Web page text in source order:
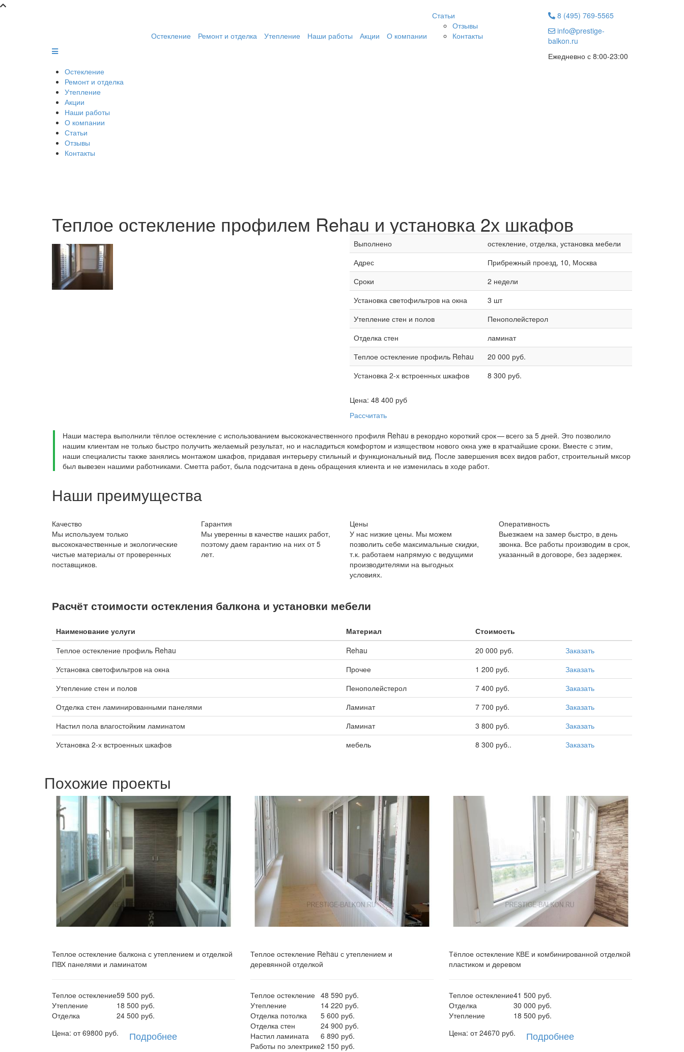
Остекление Ремонт и отделка Утепление Наши работы Акции О компании
Статьи
Отзывы
Контакты
8 (495) 769-5565
info@prestige-
balkon.ru
Ежедневно с 8:00-23:00
Остекление
Ремонт и отделка
Утепление
Акции
Наши работы
О компании
Статьи
Отзывы
Контакты
Теплое остекление профилем Rehau и установка 2х шкафов
Выполнено
остекление, отделка, установка мебели
Адрес
Прибрежный проезд, 10, Москва
Сроки
2 недели
Установка светофильтров на окна
3 шт
Утепление стен и полов
Пенополейстерол
Отделка стен
ламинат
Теплое остекление профиль Rehau
20 000 руб.
Установка 2-х встроенных шкафов
8 300 руб.
Цена: 48 400 руб
Рассчитать
Наши мастера выполнили тёплое остекление с использованием высококачественного профиля Rehau в рекордно короткий срок — всего за 5 дней. Это позволило
нашим клиентам не только быстро получить желаемый результат, но и насладиться комфортом и изяществом нового окна уже в кратчайшие сроки. Вместе с этим,
наши специалисты также занялись монтажом шкафов, придавая интерьеру стильный и функциональный вид. После завершения всех видов работ, строительный мксор
был вывезен нашими работниками. Сметта работ, была подсчитана в день обращения клиента и не изменилась в ходе работ.
Наши преимущества
Качество
Мы используем только
высококачественные и экологические
чистые материалы от проверенных
поставщиков.
Гарантия
Мы уверенны в качестве наших работ,
поэтому даем гарантию на них от 5
лет.
Цены
У нас низкие цены. Мы можем
позволить себе максимальные скидки,
т.к. работаем напрямую с ведущими
производителями на выгодных
условиях.
Оперативность
Выезжаем на замер быстро, в день
звонка. Все работы производим в срок,
указанный в договоре, без задержек.
Расчёт стоимости остекления балкона и установки мебели
Наименование услуги Материал
Стоимость
Теплое остекление профиль Rehau
Rehau 20 000 руб.
Заказать
Установка светофильтров на окна
Прочее 1 200 руб.
Заказать
Утепление стен и полов
Пенополейстерол 7 400 руб.
Заказать
Отделка стен ламинированными панелями
Ламинат 7 700 руб.
Заказать
Настил пола влагостойким ламинатом
Ламинат 3 800 руб.
Заказать
Установка 2-х встроенных шкафов
мебель 8 300 руб.. Заказать
Похожие проекты
Теплое остекление балкона с утеплением и отделкой
ПВХ панелями и ламинатом
Теплое остекление59 500 руб.
Утепление
18 500 руб.
Отделка
24 500 руб.
Цена: от69800 руб. Подробнее
Теплое остекление Rehau с утеплением и
деревянной отделкой
Теплое остекление 48 590 руб.
Утепление
14 220 руб.
Отделка потолка
5 600 руб.
Отделка стен
24 900 руб.
Настил ламината
6 890 руб.
Работы по электрике2 150 руб.
Тёплое остекление КВЕ и комбинированной отделкой
пластиком и деревом
Теплое остекление41 500 руб.
Отделка
30 000 руб.
Утепление
18 500 руб.
Цена: от24670 руб. Подробнее